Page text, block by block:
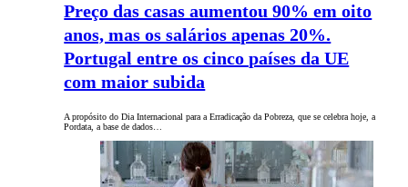
Preço das casas aumentou 90% em oito
anos, mas os salários apenas 20%.
Portugal entre os cinco países da UE
com maior subida
A propósito do Dia Internacional para a Erradicação da Pobreza, que se celebra hoje, a
Pordata, a base de dados…